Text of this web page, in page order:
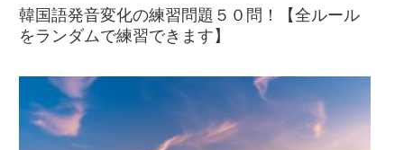
韓国語発音変化の練習問題５０問！【全ルール
をランダムで練習できます】